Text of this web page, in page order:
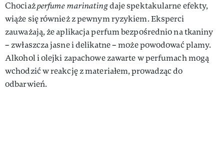
Chociażperfume marinatingdaje spektakularne efekty,
wiąże się również z pewnym ryzykiem. Eksperci
zauważają, że aplikacja perfum bezpośrednio na tkaniny
– zwłaszcza jasne i delikatne – może powodować plamy.
Alkohol i olejki zapachowe zawarte w perfumach mogą
wchodzić w reakcję z materiałem, prowadząc do
odbarwień.